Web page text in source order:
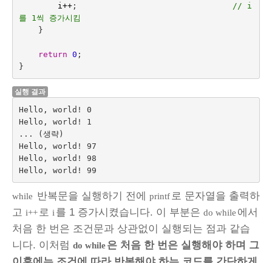
i ++;
// i
를 1씩 증가시킴
}
return 0 ;
}
실행 결과
Hello, world! 0
Hello, world! 1
... (생략)
Hello, world! 97
Hello, world! 98
while 반복문을 실행하기 전에 printf로 문자열을 출력하
고 i++로 i 를 1 증가시켰습니다. 이 부분은 do while 에서
처음 한 번은 조건문과 상관없이 실행되는 점과 같습
니다. 이처럼 do while은 처음 한 번은 실행해야 하며 그